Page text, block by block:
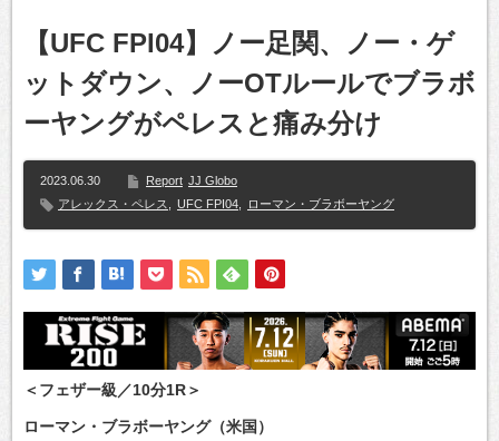
【UFC FPI04】ノー足関、ノー・ゲ
ットダウン、ノーOTルールでブラボ
ーヤングがペレスと痛み分け
2023.06.30 Report JJ Globo
アレックス・ペレス
UFC FPI04 ローマン・ブラボーヤング
＜フェザー級／10分1R＞
ローマン・ブラボーヤング（米国）